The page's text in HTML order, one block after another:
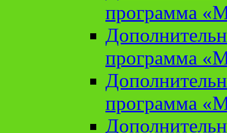
программа
программа
программа